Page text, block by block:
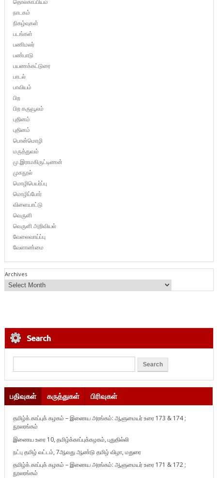
தொல்காப்பியம்
நாடகம்
நிகழ்வுகள்
படங்கள்
பணிமலர்
பண்பாடு
பயணக்கட்டுரை
பாடல்
பாவியம்
பிற
பிற கருவூலம்
புதினம்
புதினம்
பொன்மொழி
மருத்துவம்
மு.இராமகிருட்டிணன்
முகநூல்
மொழிபெயர்ப்பு
மொழிப்போர்
விளையாட்டு
வெருளி
வெருளி அறிவியல்
வேலைவாய்ப்பு
வேளாண்மை
Archives
Search
பதிவுகள் கருத்துகள் பிரிவுகள்
தமிழ்க் காப்புக் கழகம் – இணைய அரங்கம்: ஆளுமையர் உரை 173 & 174 ;
நூலரங்கம்
இணைய உரை 10, தமிழ்க்காப்புக்கழகம், புதுதில்லி
நட்பு தமிழ் வட்டம், 7ஆவது ஆண்டு தமிழ் விழா, மதுரை
தமிழ்க் காப்புக் கழகம் – இணைய அரங்கம்: ஆளுமையர் உரை 171 & 172 ;
நூலரங்கம்